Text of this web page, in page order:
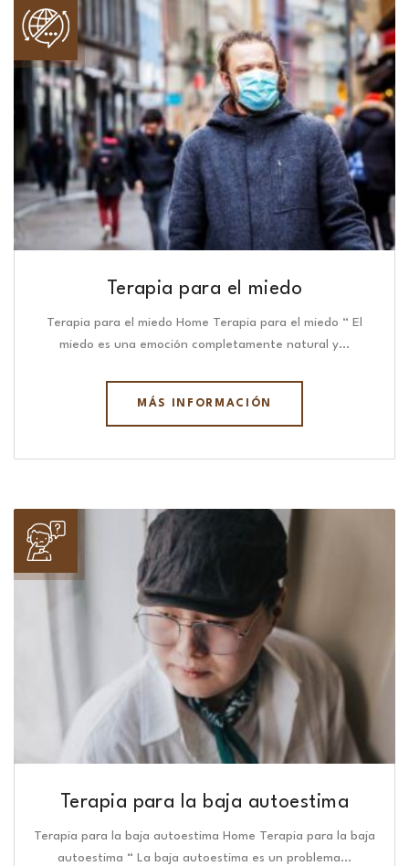
Terapia para el miedo
Terapia para el miedo Home Terapia para el miedo “ El
miedo es una emoción completamente natural y…
MÁS INFORMACIÓN
Terapia para la baja autoestima
Terapia para la baja autoestima Home Terapia para la baja
autoestima “ La baja autoestima es un problema…